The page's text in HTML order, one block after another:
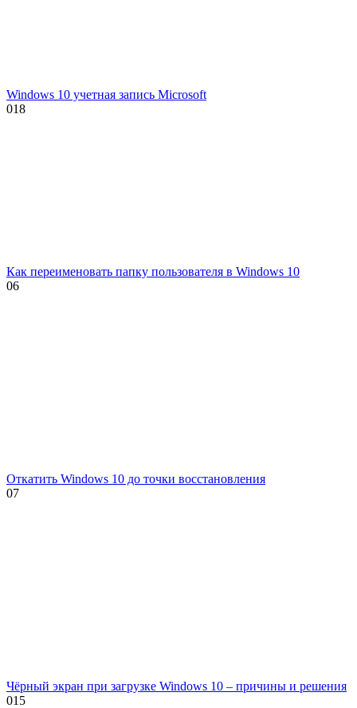
Windows 10 учетная запись Microsoft
018
Как переименовать папку пользователя в Windows 10
06
Откатить Windows 10 до точки восстановления
07
Чёрный экран при загрузке Windows 10 – причины и решения
015